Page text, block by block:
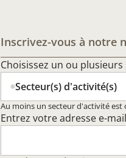
Inscrivez-vous à notre
Choisissez un ou
Secteur(s) d'activité(s)
Au moins un secteur d'activité est
Entrez votre adresse e-